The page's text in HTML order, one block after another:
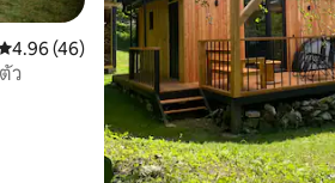
ะแนนเฉลี่ย 4.96 จาก 5, 46 รีวิว
4.96 (46)
ว